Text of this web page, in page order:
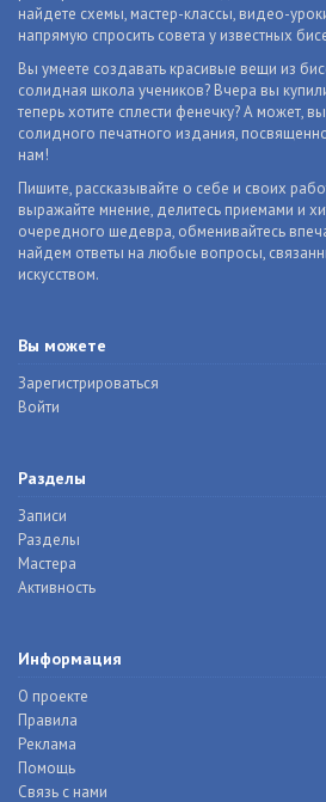
найдете схемы, мастер-классы, видео-
напрямую спросить совета у известных
Вы умеете создавать красивые вещи из
солидная школа учеников? Вчера вы
теперь хотите сплести фенечку? А может,
солидного печатного издания,
нам!
Пишите, рассказывайте о себе и своих
выражайте мнение, делитесь приемами и
очередного шедевра, обменивайтесь
найдем ответы на любые вопросы,
искусством.
Вы можете
Зарегистрироваться
Войти
Разделы
Записи
Разделы
Мастера
Активность
Информация
О проекте
Правила
Реклама
Помощь
Связь с нами